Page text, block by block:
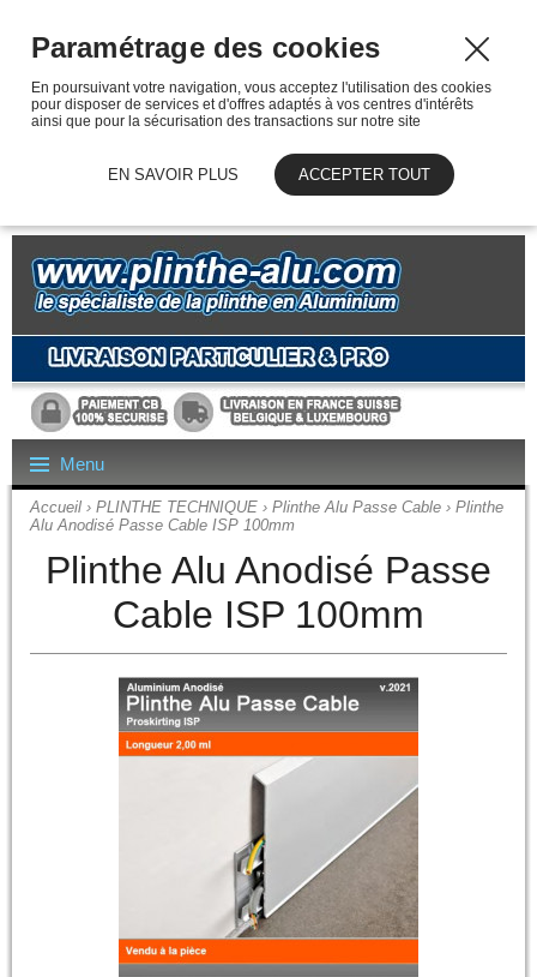
Menu
Accueil › PLINTHE TECHNIQUE › Plinthe Alu Passe Cable › Plinthe
Alu Anodisé Passe Cable ISP 100mm
Plinthe Alu Anodisé Passe
Cable ISP 100mm
Paramétrage des cookies
En poursuivant votre navigation, vous acceptez l'utilisation des cookies
pour disposer de services et d'offres adaptés à vos centres d'intérêts
ainsi que pour la sécurisation des transactions sur notre site
EN SAVOIR PLUS ACCEPTER TOUT